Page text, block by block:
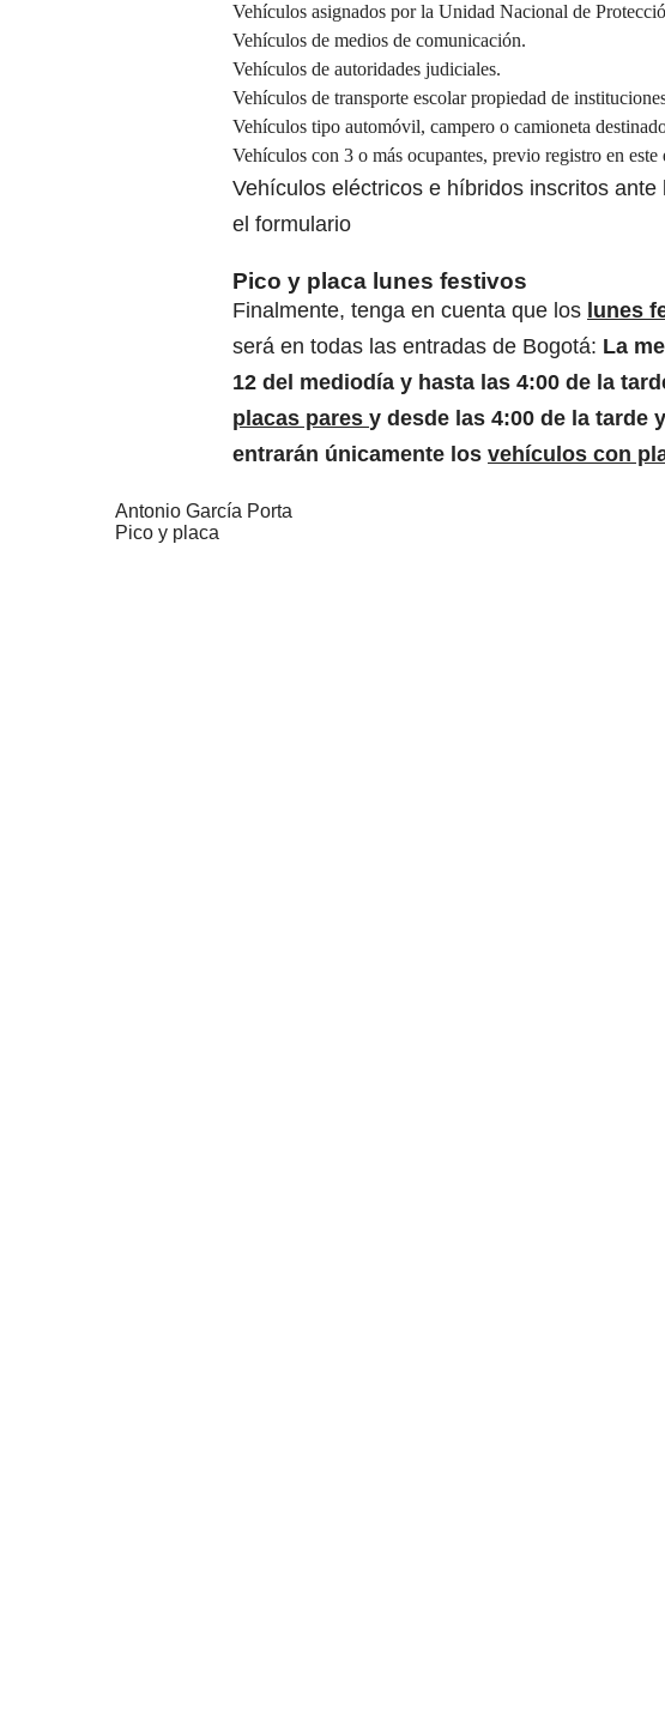
Vehículos asignados por la Unidad Nacional de
Vehículos de medios de comunicación.
Vehículos de autoridades judiciales.
Vehículos de transporte escolar propiedad de
Vehículos tipo automóvil, campero o camioneta
Vehículos con 3 o más ocupantes, previo registro en este
Vehículos eléctricos e híbridos inscritos
el formulario
Pico y placa lunes festivos
Finalmente, tenga en cuenta que los lunes
será en todas las entradas de Bogotá: La
12 del mediodía y hasta las 4:00 de la
placas pares y desde las 4:00 de la tarde
entrarán únicamente los vehículos con
Antonio García Porta
Pico y placa